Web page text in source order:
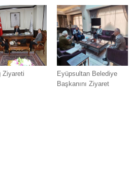
Ziyareti
Eyüpsultan Belediye
Başkanını Ziyaret